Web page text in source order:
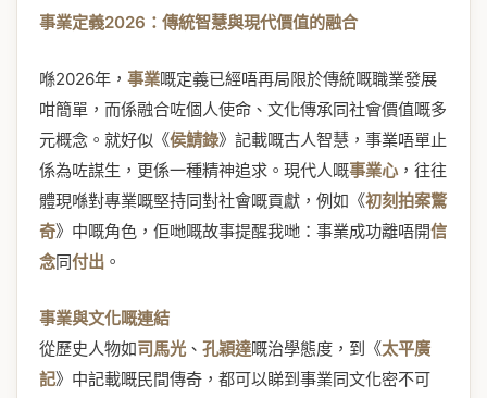
事業定義2026：傳統智慧與現代價值的融合
喺2026年， 事業嘅定義已經唔再局限於傳統嘅職業發展
咁簡單，而係融合咗個人使命、文化傳承同社會價值嘅多
元概念。就好似《侯鯖錄》記載嘅古人智慧，事業唔單止
係為咗謀生，更係一種精神追求。現代人嘅事業心，往往
體現喺對專業嘅堅持同對社會嘅貢獻，例如《初刻拍案驚
奇》中嘅角色，佢哋嘅故事提醒我哋：事業成功離唔開信
念同付出 。
事業與文化嘅連結
從歷史人物如司馬光、 孔穎達嘅治學態度，到《太平廣
記》中記載嘅民間傳奇，都可以睇到事業同文化密不可